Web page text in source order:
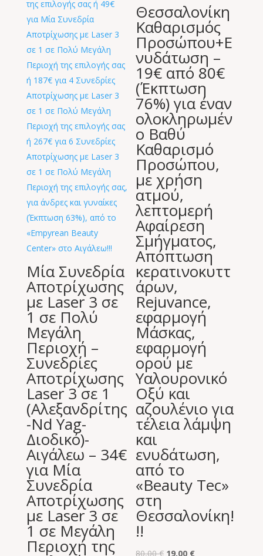
Μία Συνεδρία
Αποτρίχωσης
με Laser 3 σε
1 σε Πολύ
Μεγάλη
Περιοχή –
Συνεδρίες
Αποτρίχωσης
Laser 3 σε 1
(Αλεξανδρίτης
-Nd Yag-
Διοδικό)-
Αιγάλεω – 34€
για Μία
Συνεδρία
Αποτρίχωσης
με Laser 3 σε
1 σε Μεγάλη
Περιοχή της
Θεσσαλονίκη
Καθαρισμός
Προσώπου+E
νυδάτωση –
19€ από 80€
(Έκπτωση
76%) για έναν
ολοκληρωμέν
ο Βαθύ
Καθαρισμό
Προσώπου,
με χρήση
ατμού,
λεπτομερή
Αφαίρεση
Σμήγματος,
Απόπτωση
κερατινοκυττ
άρων,
Rejuvance,
εφαρμογή
Μάσκας,
εφαρμογή
ορού με
Υαλουρονικό
Οξύ και
αζουλένιο για
τέλεια λάμψη
και
ενυδάτωση,
από το
«Beauty Tec»
στη
Θεσσαλονίκη!
!!
80,00€ Original
19,00 €